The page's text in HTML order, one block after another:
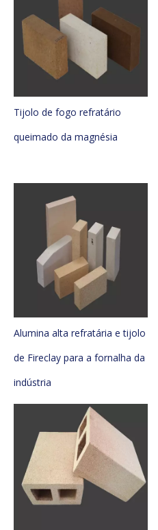
Tijolo de fogo refratário
queimado da magnésia
Alumina alta refratária e tijolo
de Fireclay para a fornalha da
indústria